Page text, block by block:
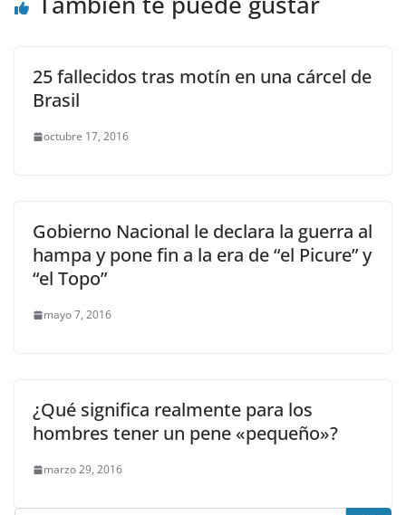
25 fallecidos tras motín en una cárcel de
Brasil
octubre 17, 2016
Gobierno Nacional le declara la guerra al
hampa y pone fin a la era de “el Picure” y
“el Topo”
mayo 7, 2016
¿Qué significa realmente para los
hombres tener un pene «pequeño»?
marzo 29, 2016